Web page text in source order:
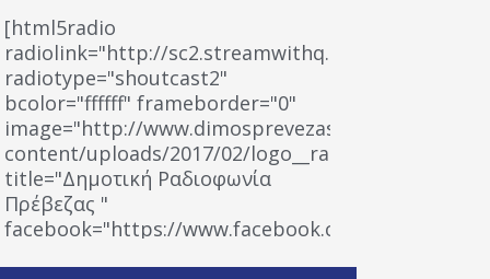
[html5radio
radiolink="http://sc2.streamwithq.com:8028/
radiotype="shoutcast2"
bcolor="ffffff" frameborder="0"
image="http://www.dimosprevezas.gr/wp-
content/uploads/2017/02/logo__radiofonias.jpg"
title="Δημοτική Ραδιοφωνία
Πρέβεζας "
facebook="https://www.facebook.com/